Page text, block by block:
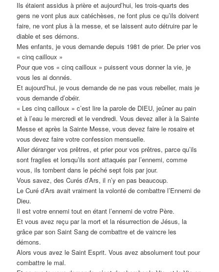
Ils étaient assidus à prière et aujourd’hui, les trois-quarts des
gens ne vont plus aux catéchèses, ne font plus ce qu’ils doivent
faire, ne vont plus à la messe, et se laissent auto détruire par le
diable et ses démons.
Mes enfants, je vous demande depuis 1981 de prier. De prier vos
« cinq cailloux »
Pour que vos « cinq cailloux » puissent vous donner la vie, je
vous les ai donnés.
Et aujourd’hui, je vous demande de ne pas vous rebeller, mais je
vous demande d’obéir.
« Les cinq cailloux » c’est lire la parole de DIEU, jeûner au pain
et à l’eau le mercredi et le vendredi. Vous devez aller à la Sainte
Messe et après la Sainte Messe, vous devez faire le rosaire et
vous devez faire votre confession mensuelle.
Aller déranger vos prêtres, et prier pour vos prêtres, parce qu’ils
sont fragiles et lorsqu’ils sont attaqués par l’ennemi, comme
vous, ils tombent dans le péché sept fois par jour.
Vous savez, des Curés d’Ars, il n’y en pas beaucoup.
Le Curé d’Ars avait vraiment la volonté de combattre l’Ennemi de
Dieu.
Il est votre ennemi tout en étant l’ennemi de votre Père.
Et vous avez reçu par la mort et la résurrection de Jésus, la
grâce par son Saint Sang de combattre et de vaincre les
démons.
Alors vous avez le Saint Esprit. Vous avez absolument tout pour
combattre le mal.